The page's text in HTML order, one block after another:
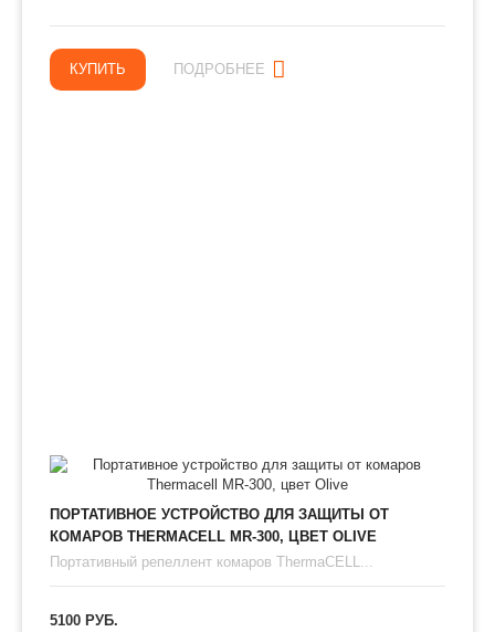
КУПИТЬ ПОДРОБНЕЕ
ПОРТАТИВНОЕ УСТРОЙСТВО ДЛЯ ЗАЩИТЫ ОТ
КОМАРОВ THERMAСЕLL MR-300, ЦВЕТ OLIVE
Портативный репеллент комаров ThermaCELL...
5100 РУБ.